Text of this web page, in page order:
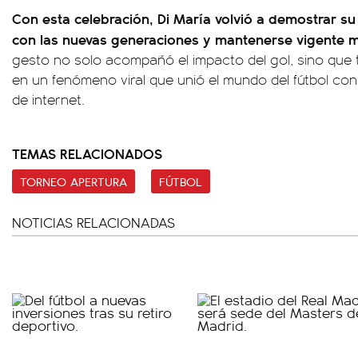
Con esta celebración, Di María volvió a demostrar
con las nuevas generaciones y mantenerse vigente
gesto no solo acompañó el impacto del gol, sino que
en un fenómeno viral que unió el mundo del fútbol
de internet.
TEMAS RELACIONADOS
TORNEO APERTURA FÚTBOL
NOTICIAS RELACIONADAS